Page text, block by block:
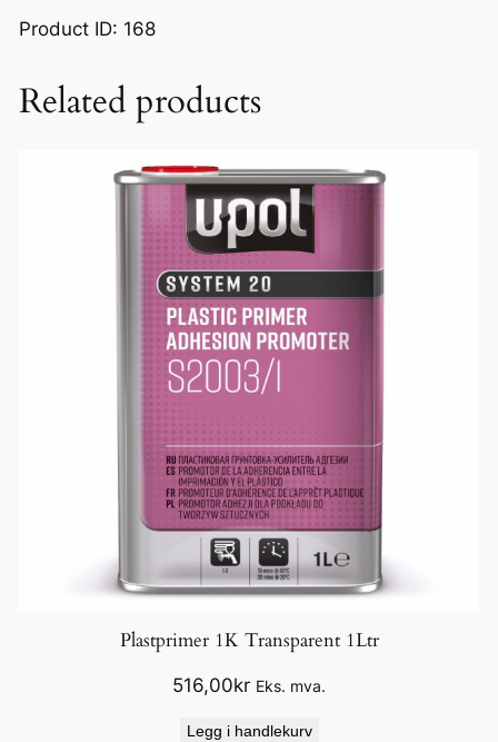
Product ID: 168
Related products
Plastprimer 1K Transparent 1Ltr
516,00kr Eks. mva.
Legg i handlekurv